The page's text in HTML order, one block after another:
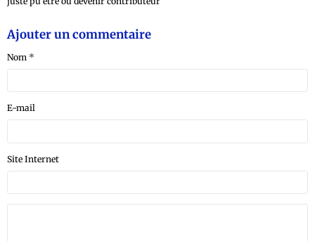
Ajouter un commentaire
Nom
E-mail
Site Internet